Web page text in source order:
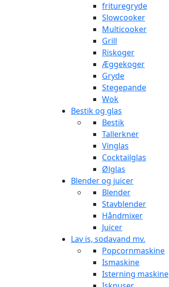
frituregryde
Slowcooker
Multicooker
Grill
Riskoger
Æggekoger
Gryde
Stegepande
Wok
Bestik og glas
Bestik
Tallerkner
Vinglas
Cocktailglas
Ølglas
Blender og juicer
Blender
Stavblender
Håndmixer
Juicer
Lav is, sodavand mv.
Popcornmaskine
Ismaskine
Isterning maskine